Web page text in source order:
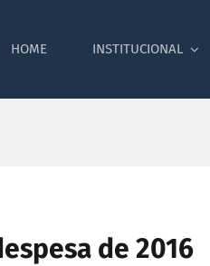
HOME INSTITUCIONAL
de 2016